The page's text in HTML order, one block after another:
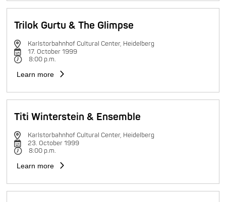
Trilok Gurtu & The Glimpse
Karlstorbahnhof Cultural Center, Heidelberg
17. October 1999
8:00 p.m.
Learn more
Titi Winterstein & Ensemble
Karlstorbahnhof Cultural Center, Heidelberg
23. October 1999
8:00 p.m.
Learn more